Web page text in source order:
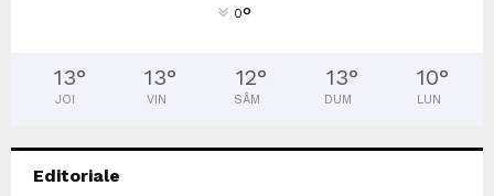
0°
13°
JOI
13°
VIN
12°
SÂM
13°
DUM
10°
LUN
Editoriale